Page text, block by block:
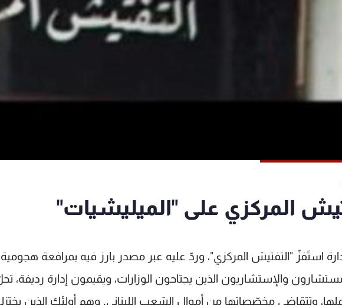
المركزي على "الميليشيات"
استَفزّ "التفتيش المركزي"، وردّ عليه عبر مصدر بارز فيه بمرافعة
والإستشاريون الذين يجتاحون الوزارات، ويقيمون إدارة رديفة،
وتتقاضى مخصّصاتها من أموال الشعب اللبناني. وهم أولئك الذين